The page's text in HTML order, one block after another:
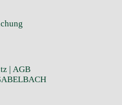
| AGB